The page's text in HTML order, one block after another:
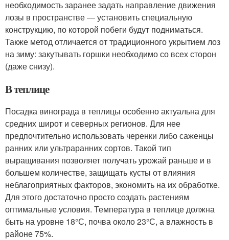
необходимость заранее задать направление движения
лозы в пространстве ― установить специальную
конструкцию, по которой побеги будут подниматься.
Также метод отличается от традиционного укрытием лоз
на зиму: закутывать горшки необходимо со всех сторон
(даже снизу).
В теплице
Посадка винограда в теплицы особенно актуальна для
средних широт и северных регионов. Для нее
предпочтительно использовать черенки либо саженцы
ранних или ультраранних сортов. Такой тип
выращивания позволяет получать урожай раньше и в
большем количестве, защищать кусты от влияния
неблагоприятных факторов, экономить на их обработке.
Для этого достаточно просто создать растениям
оптимальные условия. Температура в теплице должна
быть на уровне 18°С, почва около 23°С, а влажность в
районе 75%.